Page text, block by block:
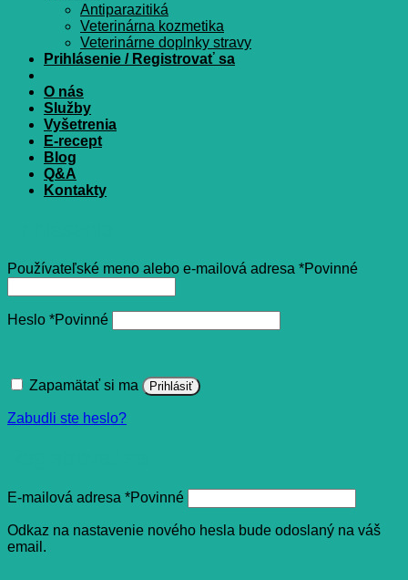
Antiparazitiká
Veterinárna kozmetika
Veterinárne doplnky stravy
Prihlásenie / Registrovať sa
O nás
Služby
Vyšetrenia
E-recept
Blog
Q&A
Kontakty
Používateľské meno alebo e-mailová adresa *Povinné
Heslo *Povinné
Zapamätať si ma Prihlásiť
Zabudli ste heslo?
E-mailová adresa *Povinné
Odkaz na nastavenie nového hesla bude odoslaný na váš
email.